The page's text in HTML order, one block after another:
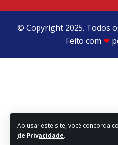
Ao usar este site, você concorda
de Privacidade.
© Copyright 2025. Todos
Feito com ❤